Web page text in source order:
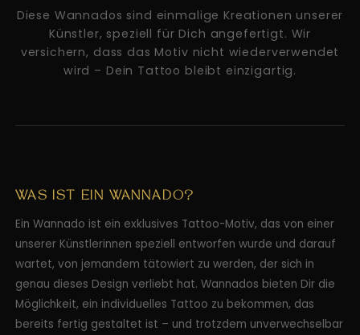
Diese Wannados sind einmalige Kreationen unserer
Künstler, speziell für Dich angefertigt. Wir
versichern, dass das Motiv nicht wiederverwendet
wird – Dein Tattoo bleibt einzigartig.
WAS IST EIN WANNADO?
Ein Wannado ist ein exklusives Tattoo-Motiv, das von einer
unserer Künstlerinnen speziell entworfen wurde und darauf
wartet, von jemandem tätowiert zu werden, der sich in
genau dieses Design verliebt hat. Wannados bieten Dir die
Möglichkeit, ein individuelles Tattoo zu bekommen, das
bereits fertig gestaltet ist – und trotzdem unverwechselbar